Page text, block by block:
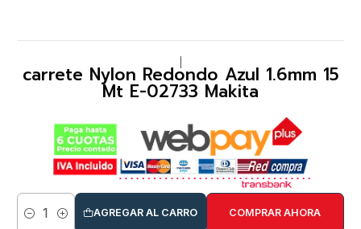
carrete Nylon Redondo Azul 1.6mm 15
Mt E-02733 Makita
Cantidad
AGREGAR AL CARRO COMPRAR AHORA